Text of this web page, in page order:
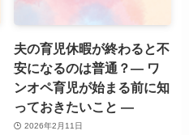
夫の育児休暇が終わると不
安になるのは普通？― ワ
ンオペ育児が始まる前に知
っておきたいこと ―
2026年2月11日